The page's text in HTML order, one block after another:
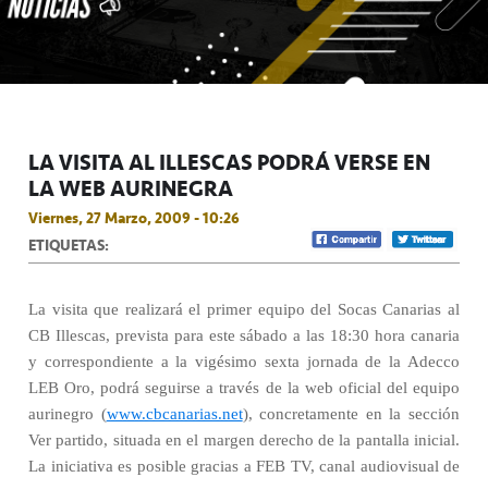
LA VISITA AL ILLESCAS PODRÁ VERSE EN
LA WEB AURINEGRA
Viernes, 27 Marzo, 2009 - 10:26
ETIQUETAS:
La visita que realizará el primer equipo del Socas Canarias al
CB Illescas, prevista para este sábado a las 18:30 hora canaria
y correspondiente a la vigésimo sexta jornada de la Adecco
LEB Oro, podrá seguirse a través de la web oficial del equipo
aurinegro (www.cbcanarias.net), concretamente en la sección
Ver partido, situada en el margen derecho de la pantalla inicial.
La iniciativa es posible gracias a FEB TV, canal audiovisual de